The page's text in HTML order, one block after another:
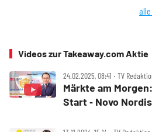
Videos zur Takeaway.com Aktie
24.02.2025, 08:41 ‧ TV
Märkte am
Start ‑ Novo